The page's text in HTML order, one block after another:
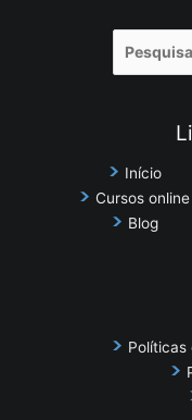
por:
Início
Cursos online
Blog
Políticas